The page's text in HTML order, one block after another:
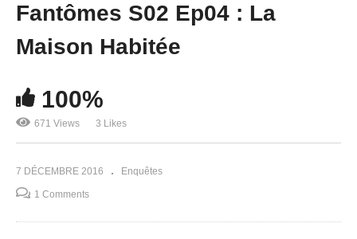
Chasseur de Fantômes #05 : La Réole
Fantômes S02 Ep04 : La
Maison Habitée
100%
671 Views 3 Likes
7 DÉCEMBRE 2016 Enquêtes
1 Comments